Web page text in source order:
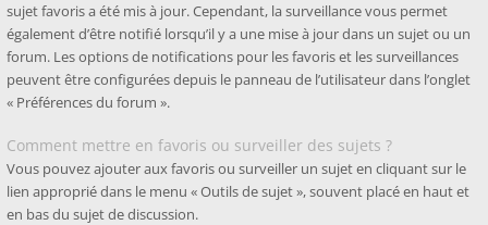
sujet favoris a été mis à jour. Cependant, la surveillance vous permet
également d’être notifié lorsqu’il y a une mise à jour dans un sujet ou un
forum. Les options de notifications pour les favoris et les surveillances
peuvent être configurées depuis le panneau de l’utilisateur dans l’onglet
« Préférences du forum ».
Comment mettre en favoris ou surveiller des sujets ?
Vous pouvez ajouter aux favoris ou surveiller un sujet en cliquant sur le
lien approprié dans le menu « Outils de sujet », souvent placé en haut et
en bas du sujet de discussion.